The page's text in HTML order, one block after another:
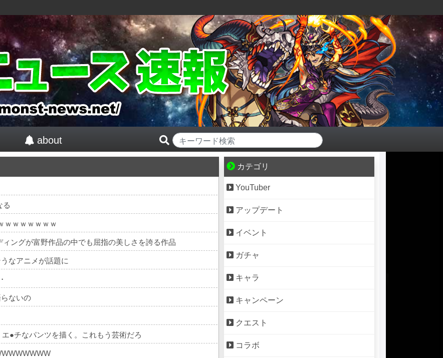
about
る
ｗｗｗｗｗｗｗ
ングが富野作品の中でも屈指の美しさを誇る作品
なアニメが話題に
ないの
●チなパンツを描く。これもう芸術だろ
カテゴリ
YouTuber
アップデート
イベント
ガチャ
キャラ
キャンペーン
クエスト
コラボ